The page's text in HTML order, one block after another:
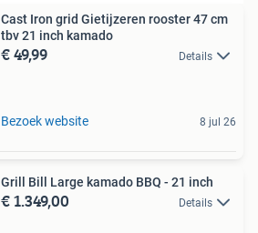
Cast Iron grid Gietijzeren rooster 47 cm
tbv 21 inch kamado
€ 49,99 Details
Bezoek website 8 jul 26
Grill Bill Large kamado BBQ - 21 inch
€ 1.349,00 Details